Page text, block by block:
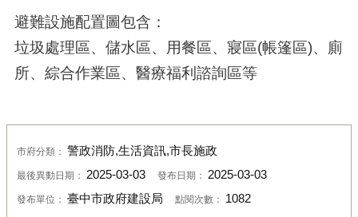
避難設施配置圖包含：
垃圾處理區、儲水區、用餐區、寢區(帳篷區)、廁
所、綜合作業區、醫療福利諮詢區等
市府分類： 警政消防,生活資訊,市長施政
最後異動日期： 2025-03-03 發布日期： 2025-03-03
發布單位： 臺中市政府建設局 點閱次數： 1082